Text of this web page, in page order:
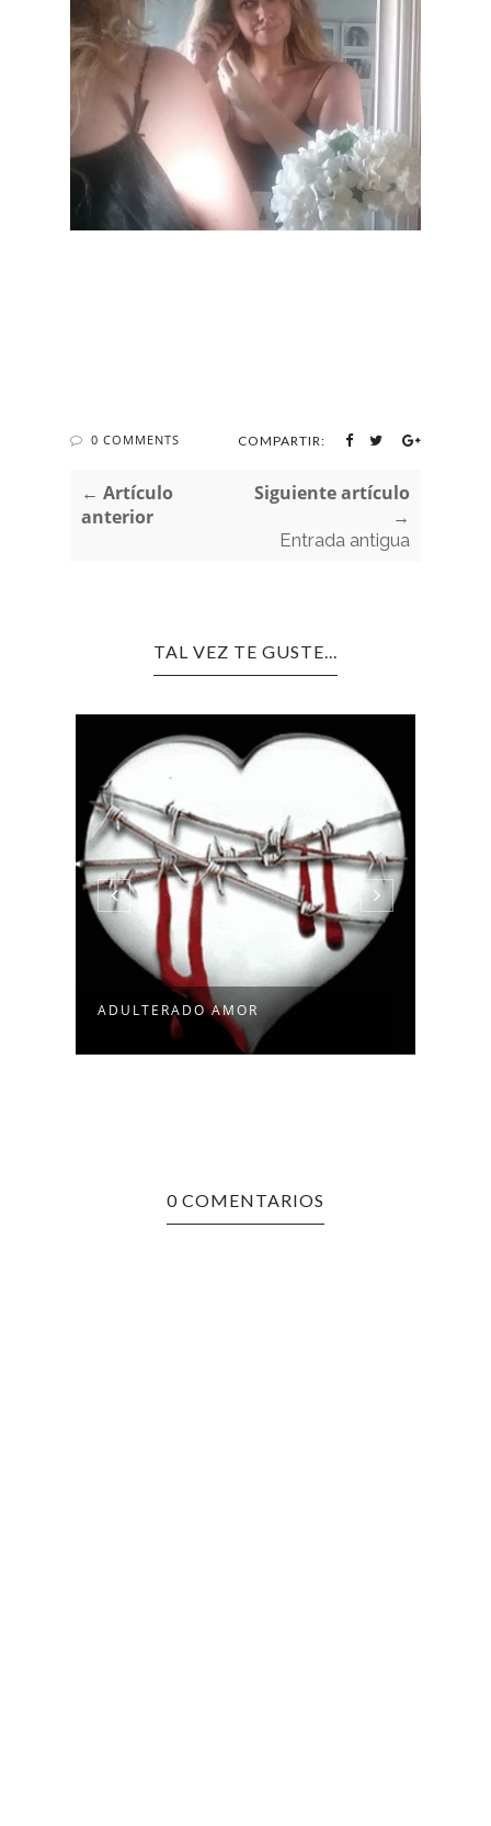
0 COMMENTS COMPARTIR:
← Artículo
anterior
Siguiente artículo
→
Entrada antigua
TAL VEZ TE GUSTE...
ADULTERADO AMOR
0 COMENTARIOS